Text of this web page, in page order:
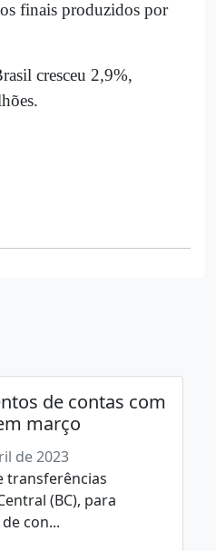
finais produzidos por
cresceu 2,9%,
de contas com
março
de 2023
transferências
(BC), para
con...